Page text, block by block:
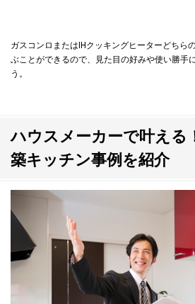
ガスコンロまたはIHクッキングヒーターどちら
ぶことができるので、見た目の好みや使い勝手
う。
ハウスメーカーで叶える
築キッチン事例を紹介